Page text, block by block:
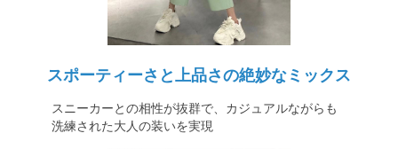
スポーティーさと上品さの絶妙なミックス
スニーカーとの相性が抜群で、カジュアルながらも
洗練された大人の装いを実現